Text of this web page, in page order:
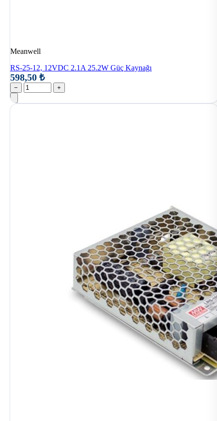
Meanwell
RS-25-12, 12VDC 2.1A 25.2W Güç Kaynağı
598,50 ₺
− +